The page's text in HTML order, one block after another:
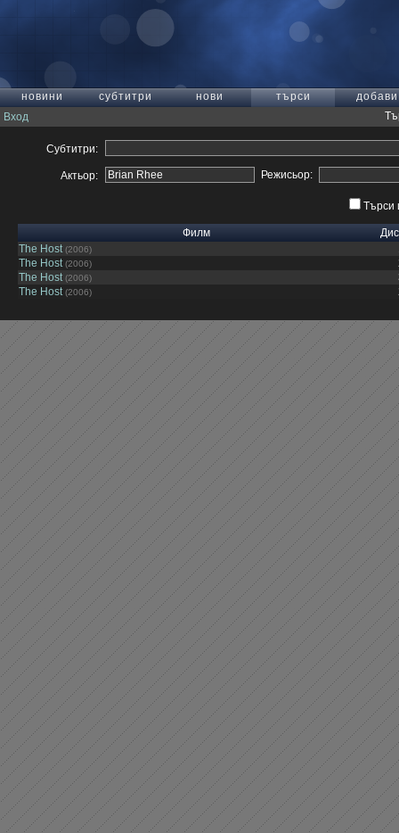
новини субтитри нови търси
добави
Вход
Субтитри:
Актьор: Режисьор:
Търси
Филм
The Host (2006)
The Host (2006)
The Host (2006)
The Host (2006)